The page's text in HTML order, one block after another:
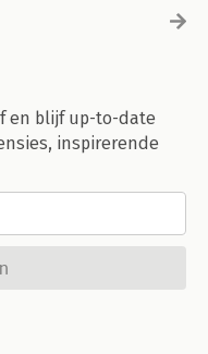
en blijf up-to-date
inspirerende